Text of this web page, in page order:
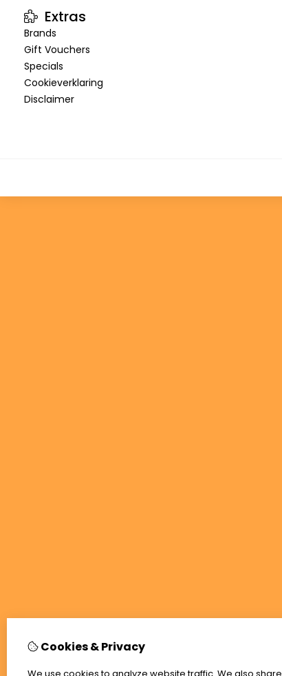
Extras
Brands
Gift Vouchers
Specials
Cookieverklaring
Disclaimer
Cookies & Privacy